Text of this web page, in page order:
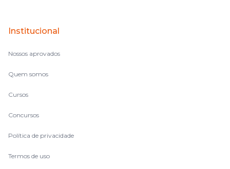
Institucional
Nossos aprovados
Quem somos
Cursos
Concursos
Política de privacidade
Termos de uso